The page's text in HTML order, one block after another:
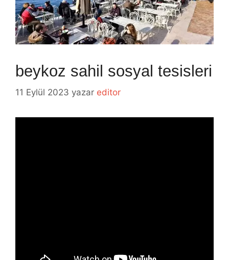
beykoz sahil sosyal tesisleri
11 Eylül 2023 yazar editor